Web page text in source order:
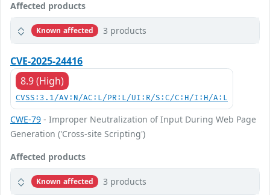
Affected products
Known affected 3 products
CVE-2025-24416
8.9 (High)
CVSS:3.1/AV:N/AC:L/PR:L/UI:R/S:C/C:H/I:H/A:L
CWE-79 - Improper Neutralization of Input During Web Page
Generation ('Cross-site Scripting')
Affected products
Known affected 3 products